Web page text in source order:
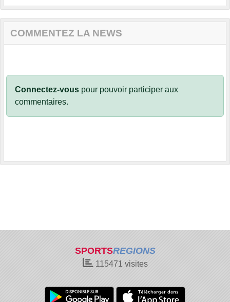
COMMENTEZ LA NEWS
Connectez-vous pour pouvoir participer aux
commentaires.
SPORTSREGIONS
115471 visites